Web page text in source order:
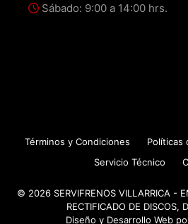
Sábado: 9:00 a 14:00 hrs.
Términos y Condiciones Políticas
Servicio Técnico
© 2026 SERVIFRENOS VILLARRICA -
RECTIFICADO DE DISCOS,
Diseño y Desarrollo Web